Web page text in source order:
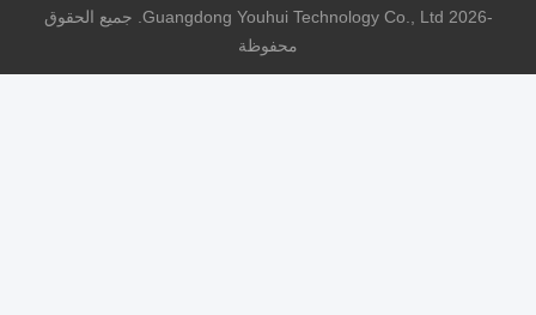
-2026 Guangdong Youhui Technology Co., Ltd. جميع الحقوق